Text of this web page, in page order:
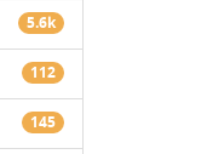
5.6k
112
145